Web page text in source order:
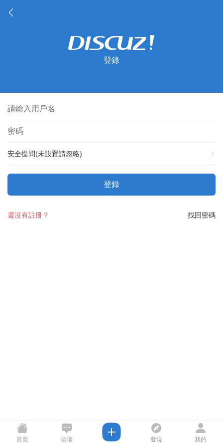
登錄
安全提問(未設置請忽略)
登錄
找回密碼
還沒有註冊？
首頁 論壇 發現 我的